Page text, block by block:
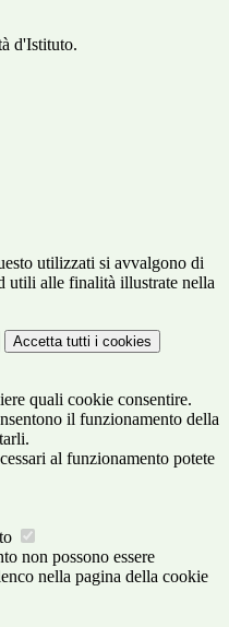
d'Istituto.
utilizzati si avvalgono di
utili alle finalità illustrate nella
Accetta tutti i cookies
quali cookie consentire.
il funzionamento della
al funzionamento potete
non possono essere
nella pagina della cookie